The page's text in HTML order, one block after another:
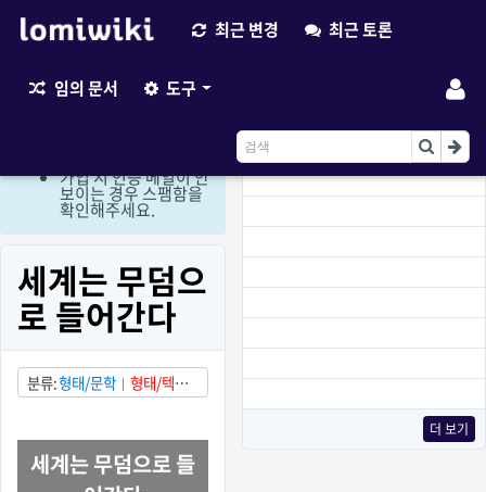
최근 변경 최근 토론
임의 문서 도구
더 보기
현재 로그인 회원만 편
집이 가능한 상태입니
가입 시 인증 메일이 안
보이는 경우 스팸함을
확인해주세요.
세계는 무덤으
로 들어간다
분류 형태/문학
형태/텍스
트
상태/발견됨 국가/중국
세계는 무덤으로 들